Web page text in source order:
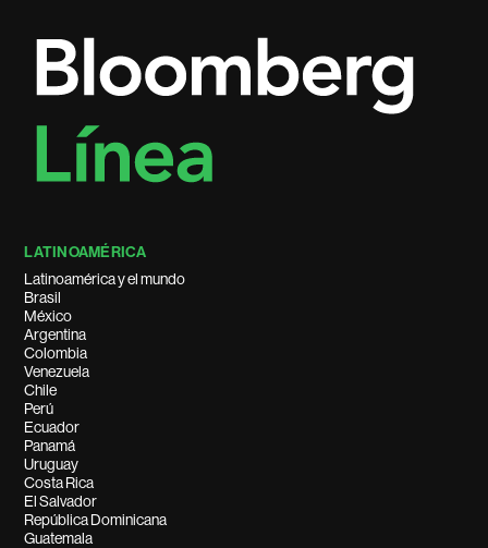
LATINOAMÉRICA
Latinoamérica y el mundo
Brasil
México
Argentina
Colombia
Venezuela
Chile
Perú
Ecuador
Panamá
Uruguay
Costa Rica
El Salvador
República Dominicana
Guatemala